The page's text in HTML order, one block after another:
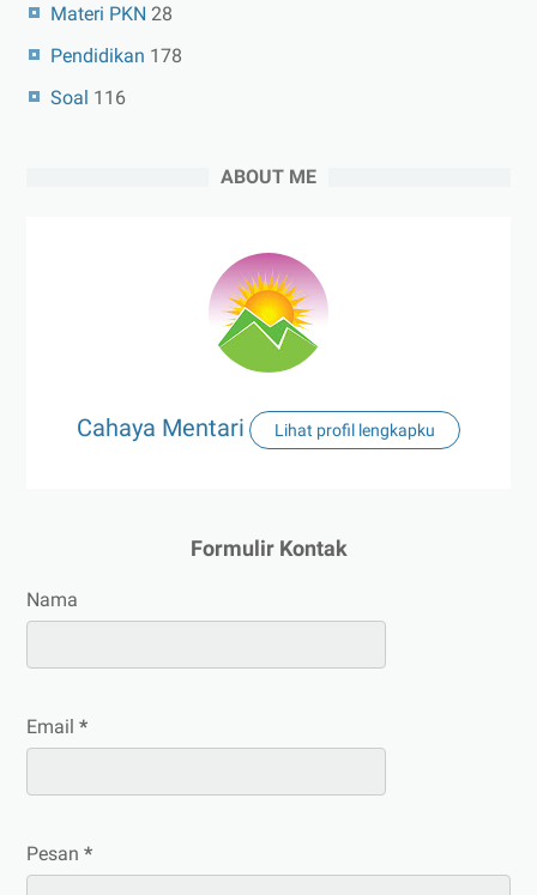
Materi PKN 28
Pendidikan 178
Soal 116
ABOUT ME
Cahaya Mentari Lihat profil lengkapku
Formulir Kontak
Nama
Email *
Pesan *